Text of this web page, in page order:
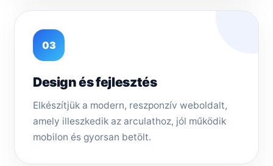
03
Design és fejlesztés
Elkészítjük a modern, reszponzív weboldalt,
amely illeszkedik az arculathoz, jól működik
mobilon és gyorsan betölt.